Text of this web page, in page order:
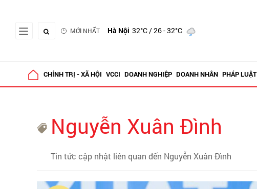
MỚI NHẤT Hà Nội 32°C/ 26 - 32°C
CHÍNH TRỊ - XÃ HỘI VCCI DOANH NGHIỆP DOANH NHÂN PHÁP LUẬT
Nguyễn Xuân Đình
Tin tức cập nhật liên quan đến Nguyễn Xuân Đình